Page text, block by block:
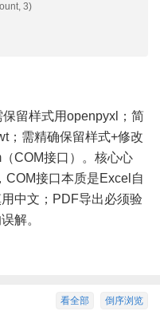
3)
留样式用openpyxl；简
；需精确保留样式+修改
COM接口）。核心心
COM接口本质是Excel自
中文；PDF导出必须验
解。
倒序浏览
看全部